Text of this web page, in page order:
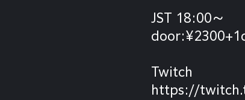
JST 18:00〜
Twitch
https://